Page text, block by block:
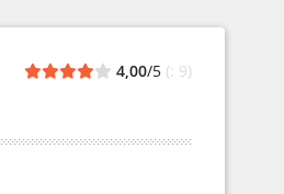
4,00/5 (: 9)